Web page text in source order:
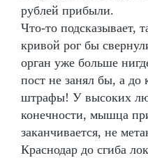
рублей прибыли.
Что-то подсказывает,
кривой рог бы
орган уже больше
пост не занял бы, а
штрафы! У высоких
конечности, мышца
заканчивается, не
Краснодар до сгиба